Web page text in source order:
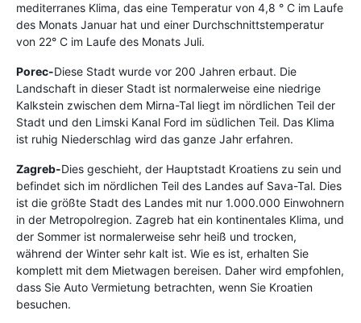
mediterranes Klima, das eine Temperatur von 4,8 ° C im Laufe
des Monats Januar hat und einer Durchschnittstemperatur
von 22° C im Laufe des Monats Juli.
Porec-Diese Stadt wurde vor 200 Jahren erbaut. Die
Landschaft in dieser Stadt ist normalerweise eine niedrige
Kalkstein zwischen dem Mirna-Tal liegt im nördlichen Teil der
Stadt und den Limski Kanal Ford im südlichen Teil. Das Klima
ist ruhig Niederschlag wird das ganze Jahr erfahren.
Zagreb-Dies geschieht, der Hauptstadt Kroatiens zu sein und
befindet sich im nördlichen Teil des Landes auf Sava-Tal. Dies
ist die größte Stadt des Landes mit nur 1.000.000 Einwohnern
in der Metropolregion. Zagreb hat ein kontinentales Klima, und
der Sommer ist normalerweise sehr heiß und trocken,
während der Winter sehr kalt ist. Wie es ist, erhalten Sie
komplett mit dem Mietwagen bereisen. Daher wird empfohlen,
dass Sie Auto Vermietung betrachten, wenn Sie Kroatien
besuchen.